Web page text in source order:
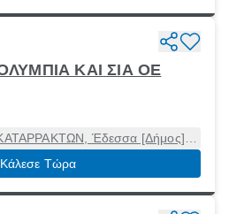
ΚΑΙ ΣΙΑ ΟΕ
Έδεσσα [Δήμος],
Πέλλα
Κάλεσε Τώρα